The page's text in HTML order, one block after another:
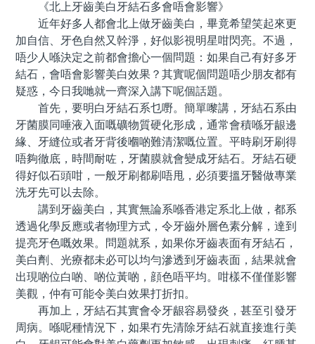
《北上牙齒美白牙結石多會唔會影響》
近年好多人都會北上做牙齒美白，畢竟希望笑起來更
加自信、牙色自然又幹淨，好似影視明星咁閃亮。不過，
唔少人喺決定之前都會擔心一個問題：如果自己有好多牙
結石，會唔會影響美白效果？其實呢個問題唔少朋友都有
疑惑，今日我哋就一齊深入講下呢個話題。
首先，要明白牙結石系乜嘢。簡單嚟講，牙結石系由
牙菌膜同唾液入面嘅礦物質硬化形成，通常會積喺牙龈邊
緣、牙縫位或者牙背後嗰啲難清潔嘅位置。平時刷牙刷得
唔夠徹底，時間耐咗，牙菌膜就會變成牙結石。牙結石硬
得好似石頭咁，一般牙刷都刷唔甩，必須要搵牙醫做專業
洗牙先可以去除。
講到牙齒美白，其實無論系喺香港定系北上做，都系
透過化學反應或者物理方式，令牙齒外層色素分解，達到
提亮牙色嘅效果。問題就系，如果你牙齒表面有牙結石，
美白劑、光療都未必可以均勻滲透到牙齒表面，結果就會
出現啲位白啲、啲位黃啲，顔色唔平均。咁樣不僅僅影響
美觀，仲有可能令美白效果打折扣。
再加上，牙結石其實會令牙龈容易發炎，甚至引發牙
周病。喺呢種情況下，如果冇先清除牙結石就直接進行美